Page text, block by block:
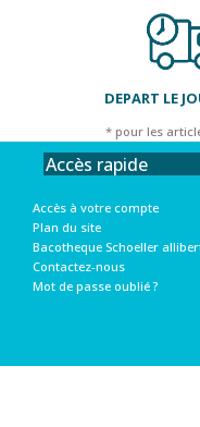
DEPART LE
* pour les
Accès rapide
Accès à votre compte
Plan du site
Bacotheque Schoeller
Contactez-nous
Mot de passe oublié ?